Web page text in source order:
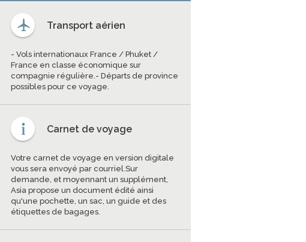
Transport aérien
- Vols internationaux France / Phuket /
France en classe économique sur
compagnie régulière.- Départs de province
possibles pour ce voyage.
Carnet de voyage
Votre carnet de voyage en version digitale
vous sera envoyé par courriel.Sur
demande, et moyennant un supplément,
Asia propose un document édité ainsi
qu'une pochette, un sac, un guide et des
étiquettes de bagages.